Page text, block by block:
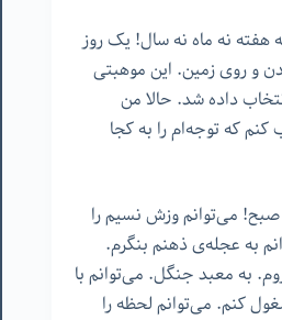
نه ماه نه سال! یک روز
و روی زمین. این موهبتی
داده شد. حالا من
کنم که توجه‌ام را به کجا
صبح! می‌توانم وزش نسیم را
به عجله‌ی ذهنم بنگرم.
به معبد جنگل. می‌توانم با
کنم. می‌توانم لحظه را